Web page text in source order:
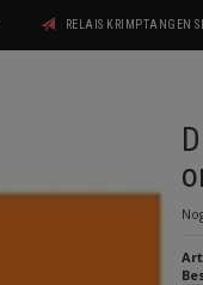
RELAIS KRIMPTANGEN